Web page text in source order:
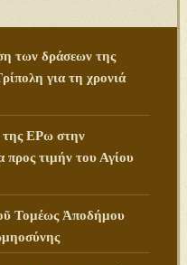
δράσεων της
για τη χρονιά
ΕΡω στην
προς τιμήν του Αγίου
Τομέως Ἀποδήμου